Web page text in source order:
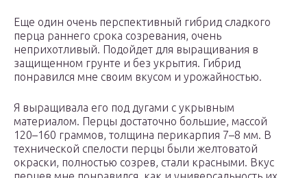
Еще один очень перспективный гибрид сладкого
перца раннего срока созревания, очень
неприхотливый. Подойдет для выращивания в
защищенном грунте и без укрытия. Гибрид
понравился мне своим вкусом и урожайностью.
Я выращивала его под дугами с укрывным
материалом. Перцы достаточно большие, массой
120–160 граммов, толщина перикарпия 7–8 мм. В
технической спелости перцы были желтоватой
окраски, полностью созрев, стали красными. Вкус